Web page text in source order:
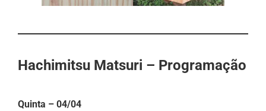
Hachimitsu Matsuri – Programação
Quinta – 04/04